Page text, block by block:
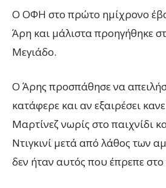
Ο ΟΦΗ στο πρώτο ημίχρονο
Άρη και μάλιστα προηγήθηκε
Μεγιάδο.
Ο Άρης προσπάθησε να
κατάφερε και αν εξαιρέσει
Μαρτίνεζ νωρίς στο παιχνίδι
Ντιγκινί μετά από λάθος των
δεν ήταν αυτός που έπρεπε